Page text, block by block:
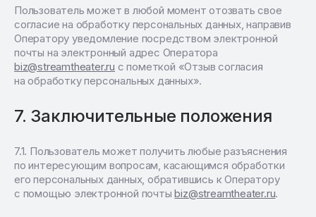
Пользователь может в любой момент отозвать свое
согласие на обработку персональных данных, направив
Оператору уведомление посредством электронной
почты на электронный адрес Оператора
biz@streamtheater.ru с пометкой «Отзыв согласия
на обработку персональных данных».
Заключительные положения
Пользователь может получить любые разъяснения
по интересующим вопросам, касающимся обработки
его персональных данных, обратившись к Оператору
с помощью электронной почтыbiz@streamtheater.ru.